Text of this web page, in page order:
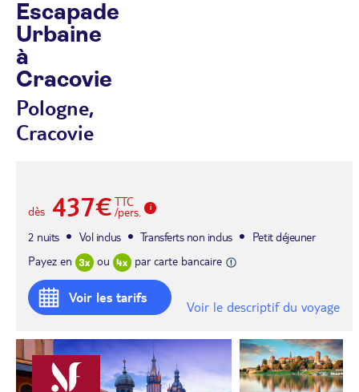
Escapade
Urbaine
à
Cracovie
Pologne,
Cracovie
dès 437€ TTC
/pers.
2 nuits
Vol inclus Transferts non inclus
Petit déjeuner
Payez en
ou par carte bancaire
Voir les tarifs
Voir le descriptif du voyage